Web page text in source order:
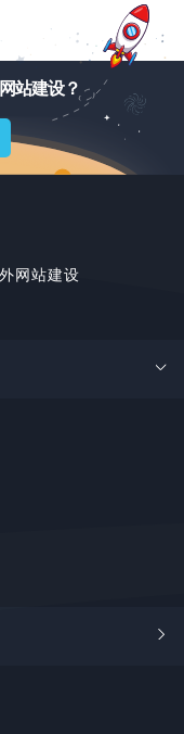
站建设？
网站建设